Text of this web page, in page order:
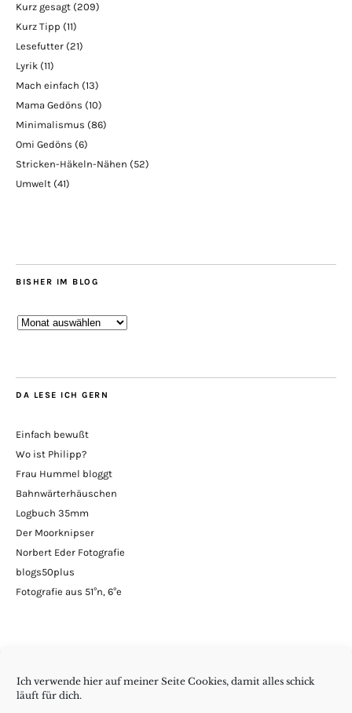
Ich verwende hier auf meiner Seite Cookies, damit alles schick
läuft für dich.
Kurz gesagt (209)
Kurz Tipp (11)
Lesefutter (21)
Lyrik (11)
Mach einfach (13)
Mama Gedöns (10)
Minimalismus (86)
Omi Gedöns (6)
Stricken-Häkeln-Nähen (52)
Umwelt (41)
BISHER IM BLOG
Bisher
DA LESE ICH GERN
Einfach bewußt
Wo ist Philipp?
Frau Hummel bloggt
Bahnwärterhäuschen
Logbuch 35mm
Der Moorknipser
Norbert Eder Fotografie
blogs50plus
Fotografie aus 51°n, 6°e